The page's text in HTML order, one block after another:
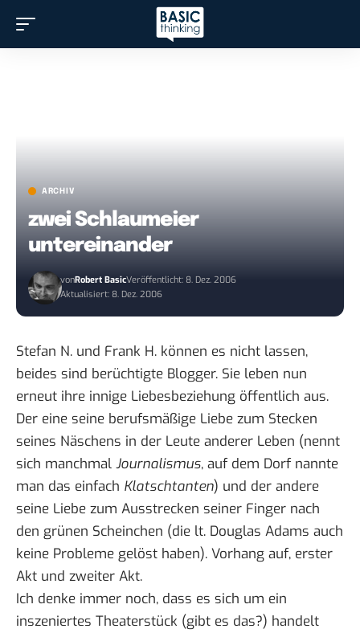
ARCHIV
zwei Schlaumeier
untereinander
vonRobert BasicVeröffentlicht: 8. Dez. 2006
Aktualisiert: 8. Dez. 2006
Stefan N. und Frank H. können es nicht lassen,
beides sind berüchtigte Blogger. Sie leben nun
erneut ihre innige Liebesbeziehung öffentlich aus.
Der eine seine berufsmäßige Liebe zum Stecken
seines Näschens in der Leute anderer Leben (nennt
sich manchmal Journalismus, auf dem Dorf nannte
man das einfach Klatschtanten) und der andere
seine Liebe zum Ausstrecken seiner Finger nach
den grünen Scheinchen (die lt. Douglas Adams auch
keine Probleme gelöst haben). Vorhang auf, erster
Akt und zweiter Akt.
Ich denke immer noch, dass es sich um ein
inszeniertes Theaterstück (gibt es das?) handelt